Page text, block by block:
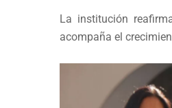
La institución
acompaña el